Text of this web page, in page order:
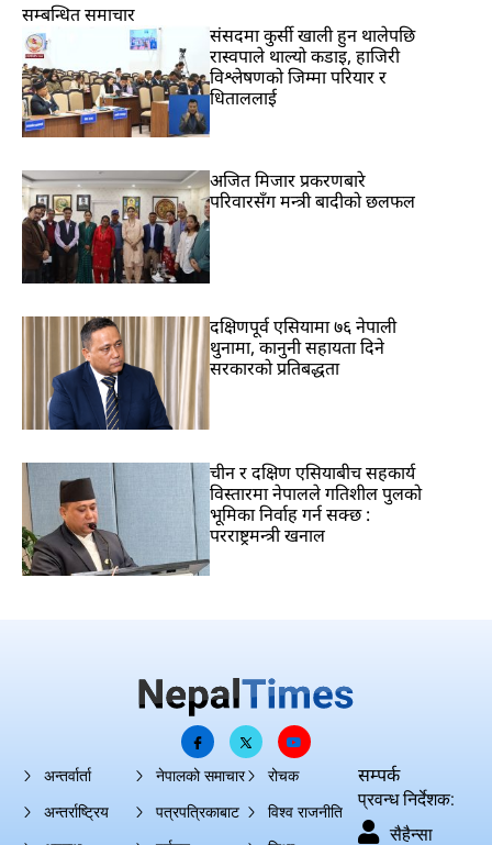
सम्बन्धित समाचार
संसदमा कुर्सी खाली हुन थालेपछि
रास्वपाले थाल्यो कडाइ, हाजिरी
विश्लेषणको जिम्मा परियार र
धिताललाई
अजित मिजार प्रकरणबारे
परिवारसँग मन्त्री बादीको छलफल
दक्षिणपूर्व एसियामा ७६ नेपाली
थुनामा, कानुनी सहायता दिने
सरकारको प्रतिबद्धता
चीन र दक्षिण एसियाबीच सहकार्य
विस्तारमा नेपालले गतिशील पुलको
भूमिका निर्वाह गर्न सक्छ :
परराष्ट्रमन्त्री खनाल
अन्तर्वार्ता
अन्तर्राष्ट्रिय
नेपालको समाचार
पत्रपत्रिकाबाट
रोचक
विश्व राजनीति
सम्पर्क
प्रवन्ध निर्देशक:
सैहैन्सा